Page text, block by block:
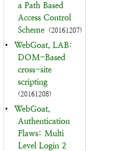
a Path Based
Access Control
Scheme (20161207)
•
WebGoat, LAB:
DOM-Based
cross-site
scripting
(20161208)
•
WebGoat,
Authentication
Flaws: Multi
Level Login 2